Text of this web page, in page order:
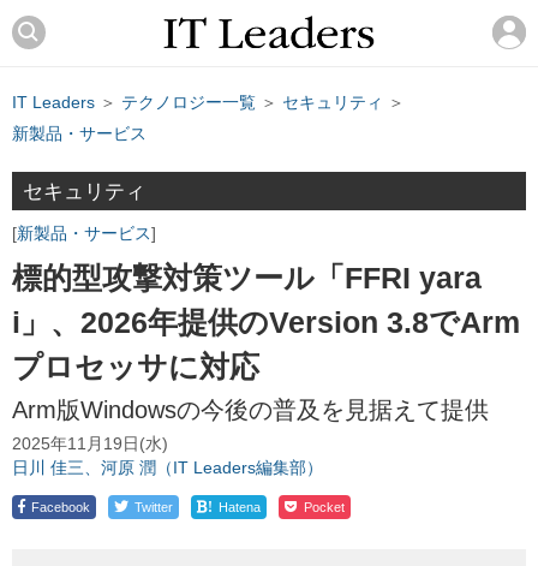
IT Leaders ＞ テクノロジー一覧 ＞ セキュリティ
＞
新製品・サービス
セキュリティ
新製品・サービス
標的型攻撃対策ツール「FFRI yara
i」、2026年提供のVersion 3.8でArm
プロセッサに対応
Arm版Windowsの今後の普及を見据えて提供
2025年11月19日(水)
日川 佳三、河原 潤（IT Leaders編集部）
Facebook Twitter ! Hatena Pocket